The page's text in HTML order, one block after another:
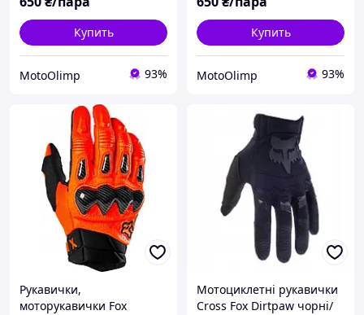
Купить
MotoOlimp 93%
Купить
MotoOlimp 93%
Рукавички,
моторукавички Fox
Мотоциклетні рукавички
Cross Fox Dirtpaw чорні/